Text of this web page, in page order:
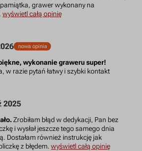
grawer wykonany na
wyświetl całą opinię
nowa opinia
wykonanie graweru super!
w razie pytań łatwy i szybki kontakt
2025
Zrobiłam błąd w dedykacji, Pan bez
i wysłał jeszcze tego samego dnia
Dostałam również instrukcję jak
z błędem.wyświetl całą opinię